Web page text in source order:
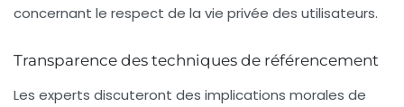
concernant le respect de la vie privée des utilisateurs.
Transparence des techniques de référencement
Les experts discuteront des implications morales de